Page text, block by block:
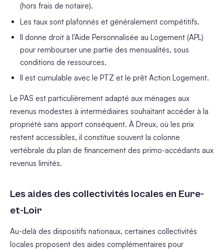
(hors frais de notaire).
Les taux sont plafonnés et généralement compétitifs.
Il donne droit à l'Aide Personnalisée au Logement (APL)
pour rembourser une partie des mensualités, sous
conditions de ressources.
Il est cumulable avec le PTZ et le prêt Action Logement.
Le PAS est particulièrement adapté aux ménages aux
revenus modestes à intermédiaires souhaitant accéder à la
propriété sans apport conséquent. À Dreux, où les prix
restent accessibles, il constitue souvent la colonne
vertébrale du plan de financement des primo-accédants aux
revenus limités.
Les aides des collectivités locales en Eure-
et-Loir
Au-delà des dispositifs nationaux, certaines collectivités
locales proposent des aides complémentaires pour